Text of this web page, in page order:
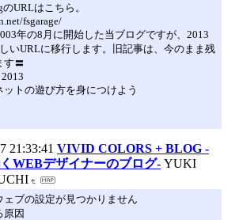
URLはこちら。
fsgarage/
年の8月に開始した当ブログですが、2013
いURLに移行します。旧記事は、今のまま残
す〓
ットの遊び方を身につけよう
21:33:41 VIVID COLORS + BLOG -
WEBデザイナーのブログ- YUKI
ェブの設定が見つかりません
原因